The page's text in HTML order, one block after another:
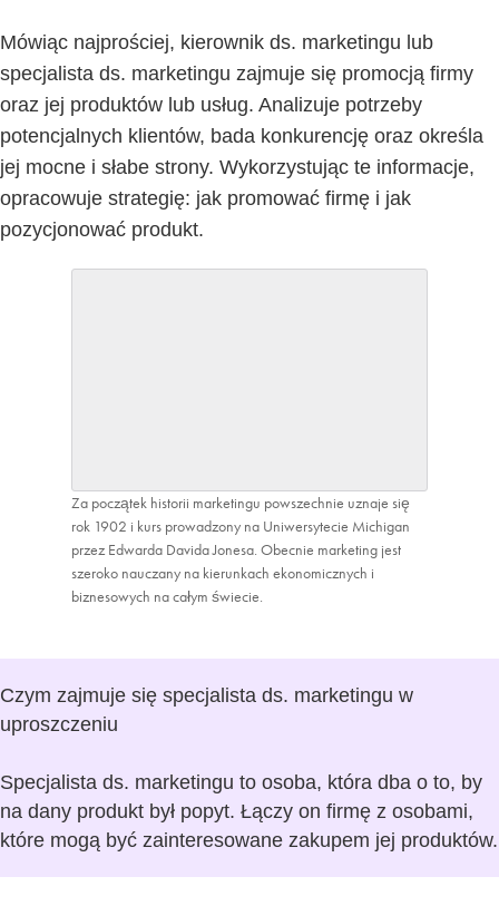
Mówiąc najprościej, kierownik ds. marketingu lub
specjalista ds. marketingu zajmuje się promocją firmy
oraz jej produktów lub usług. Analizuje potrzeby
potencjalnych klientów, bada konkurencję oraz określa
jej mocne i słabe strony. Wykorzystując te informacje,
opracowuje strategię: jak promować firmę i jak
pozycjonować produkt.
Za początek historii marketingu powszechnie uznaje się
rok 1902 i kurs prowadzony na Uniwersytecie Michigan
przez Edwarda Davida Jonesa. Obecnie marketing jest
szeroko nauczany na kierunkach ekonomicznych i
biznesowych na całym świecie.
Czym zajmuje się specjalista ds. marketingu w
uproszczeniu
Specjalista ds. marketingu to osoba, która dba o to, by
na dany produkt był popyt. Łączy on firmę z osobami,
które mogą być zainteresowane zakupem jej produktów.